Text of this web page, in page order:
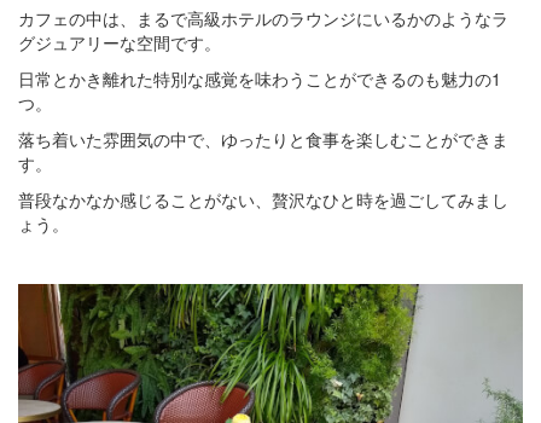
カフェの中は、まるで高級ホテルのラウンジにいるかのようなラ
グジュアリーな空間です。
日常とかき離れた特別な感覚を味わうことができるのも魅力の1
つ。
落ち着いた雰囲気の中で、ゆったりと食事を楽しむことができま
す。
普段なかなか感じることがない、贅沢なひと時を過ごしてみまし
ょう。